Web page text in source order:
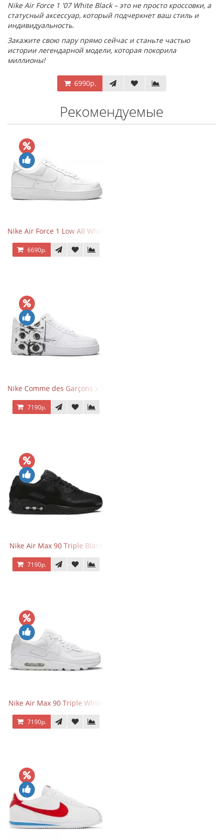
Nike Air Force 1 '07 White Black – это не просто кроссовки, а
статусный аксессуар, который подчеркнет ваш стиль и
индивидуальность.
Закажите свою пару прямо сейчас и станьте частью
истории легендарной модели, которая покорила
миллионы!
6990р.
Рекомендуемые
Nike Air Force 1 Low All White
6690р.
Nike Comme des Garçons x Supreme x Air Force 1 Low Eyes
7190р.
Nike Air Max 90 Triple Black
7190р.
Nike Air Max 90 Triple White
7190р.